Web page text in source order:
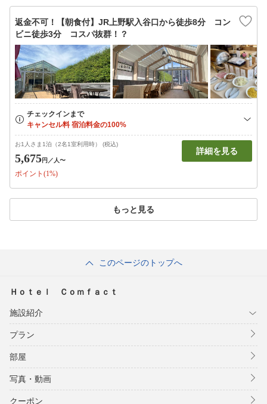
返金不可！【朝食付】JR上野駅入谷口から徒歩8分 コン
ビニ徒歩3分 コスパ抜群！？
お1人さま1泊（2名1室利用時） (税込)
5,675円 ／人〜
ポイント(1%)
詳細を見る
もっと見る
このページのトップへ
Ｈｏｔｅｌ Ｃｏｍｆａｃｔ
施設紹介
プラン
部屋
写真・動画
クーポン